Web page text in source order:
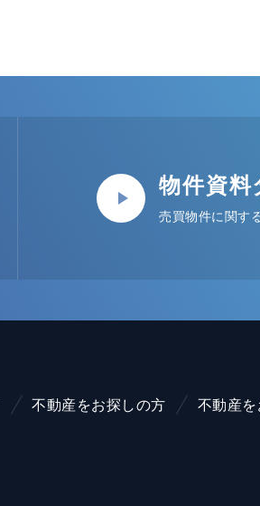
物件資料
売買物件に関す
不動産をお探しの方 不動産